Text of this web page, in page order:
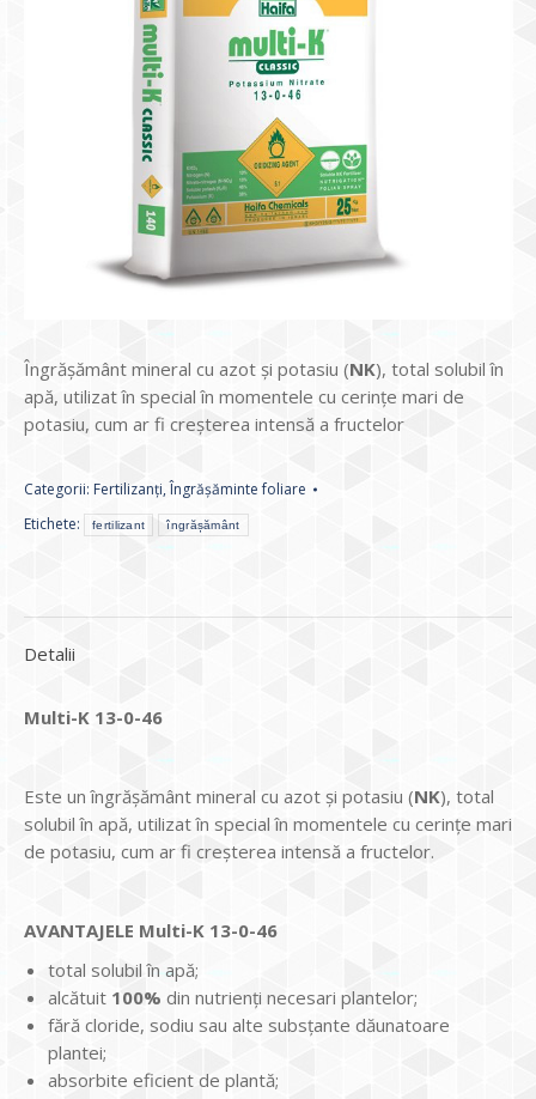
Îngrășământ mineral cu azot şi potasiu (NK), total solubil în
apă, utilizat în special în momentele cu cerinţe mari de
potasiu, cum ar fi creşterea intensă a fructelor
Categorii: Fertilizanți,Îngrășăminte foliare
Etichete:
fertilizant îngrășământ
Detalii
Multi-K 13-0-46
Este un îngrăşământ mineral cu azot şi potasiu (NK), total
solubil în apă, utilizat în special în momentele cu cerinţe mari
de potasiu, cum ar fi creşterea intensă a fructelor.
AVANTAJELE Multi-K 13-0-46
total solubil în apă;
alcătuit 100% din nutrienţi necesari plantelor;
fără cloride, sodiu sau alte subsţante dăunatoare
plantei;
absorbite eficient de plantă;